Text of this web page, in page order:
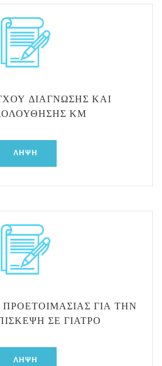
ΔΙΆΓΝΩΣΗΣ ΚΑΙ
ΚΜ
ΛΉΨΗ
ΓΙΑ ΤΗΝ
ΣΕ ΓΙΑΤΡΌ
ΛΉΨΗ